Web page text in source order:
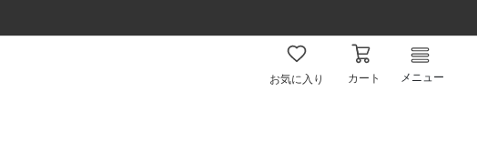
お気に入り カート メニュー